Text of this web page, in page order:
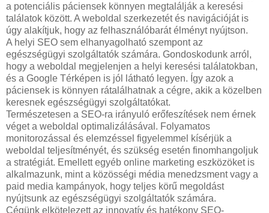
a potenciális páciensek könnyen megtalálják a keresési
találatok között. A weboldal szerkezetét és navigációját is
úgy alakítjuk, hogy az felhasználóbarát élményt nyújtson.
A helyi SEO sem elhanyagolható szempont az
egészségügyi szolgáltatók számára. Gondoskodunk arról,
hogy a weboldal megjelenjen a helyi keresési találatokban,
és a Google Térképen is jól látható legyen. Így azok a
páciensek is könnyen rátalálhatnak a cégre, akik a közelben
keresnek egészségügyi szolgáltatókat.
Természetesen a SEO-ra irányuló erőfeszítések nem érnek
véget a weboldal optimalizálásával. Folyamatos
monitorozással és elemzéssel figyelemmel kísérjük a
weboldal teljesítményét, és szükség esetén finomhangoljuk
a stratégiát. Emellett egyéb online marketing eszközöket is
alkalmazunk, mint a közösségi média menedzsment vagy a
paid media kampányok, hogy teljes körű megoldást
nyújtsunk az egészségügyi szolgáltatók számára.
Cégünk elkötelezett az innovatív és hatékony SEO-